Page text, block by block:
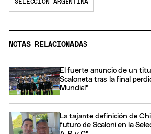
SELECCIÓN ARGENTINA
NOTAS RELACIONADAS
El fuerte anuncio de un
Scaloneta tras la final
Mundial"
La tajante definición de
futuro de Scaloni en la